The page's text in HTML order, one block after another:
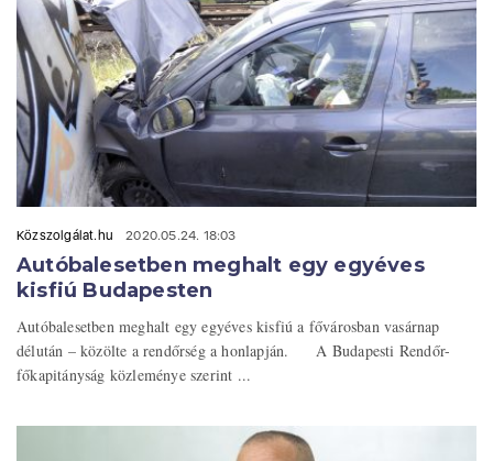
Közszolgálat.hu 2020.05.24. 18:03
Autóbalesetben meghalt egy egyéves
kisfiú Budapesten
Autóbalesetben meghalt egy egyéves kisfiú a fővárosban vasárnap
délután – közölte a rendőrség a honlapján. A Budapesti Rendőr-
főkapitányság közleménye szerint ...